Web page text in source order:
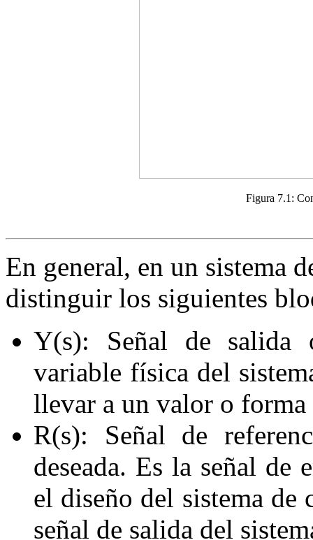
Figura 7.1:
En general, en un sistema
distinguir los siguientes
Y(s): Señal de salida
variable física del
llevar a un valor o forma
R(s): Señal de
deseada. Es la señal de
el diseño del sistema de
señal de salida del